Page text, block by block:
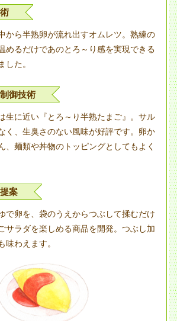
から半熟卵が流れ出すオムレツ。熟練の
めるだけであのとろ～り感を実現できる
した。
御技術
生に近い『とろ～り半熟たまご』。サル
く、生臭さのない風味が好評です。卵か
、麺類や丼物のトッピングとしてもよく
案
で卵を、袋のうえからつぶして揉むだけ
サラダを楽しめる商品を開発。つぶし加
味わえます。